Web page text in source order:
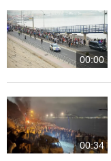
00:00
00:34